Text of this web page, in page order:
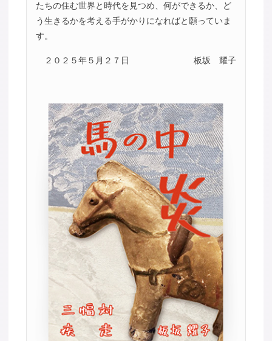
たちの住む世界と時代を見つめ、何ができるか、ど
う生きるかを考える手がかりになればと願っていま
す。
２０２５年５月２７日 板坂 耀子